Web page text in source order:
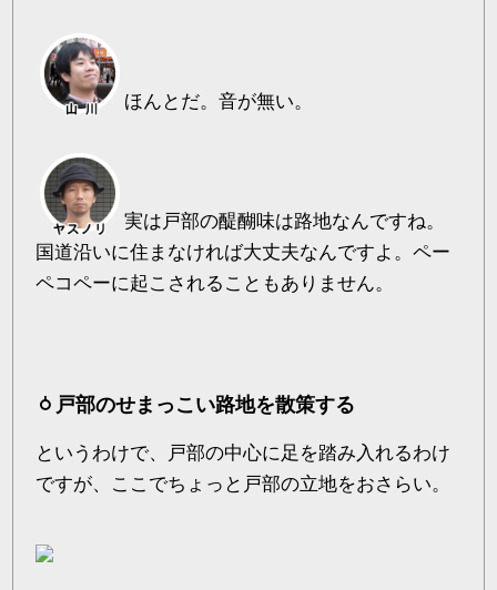
ほんとだ。音が無い。
実は戸部の醍醐味は路地なんですね。
国道沿いに住まなければ大丈夫なんですよ。ペー
ペコペーに起こされることもありません。
戸部のせまっこい路地を散策する
というわけで、戸部の中心に足を踏み入れるわけ
ですが、ここでちょっと戸部の立地をおさらい。